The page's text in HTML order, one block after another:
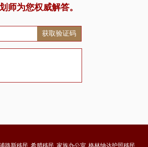
师为您权威解答。
获取验证码
路斯移民 希腊移民 家族办公室 格林纳达护照移民